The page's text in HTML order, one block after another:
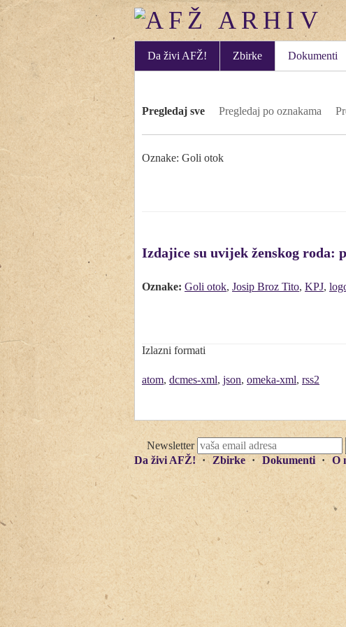
Da živi AFŽ! Zbirke Dokumenti
Pregledaj sve Pregledaj po oznakama
Oznake: Goli otok
Izdajice su uvijek ženskog roda:
Oznake: Goli otok, Josip Broz Tito, KPJ,
Izlazni formati
atom, dcmes-xml, json, omeka-xml, rss2
Newsletter
Da živi AFŽ!
Zbirke Dokumenti O